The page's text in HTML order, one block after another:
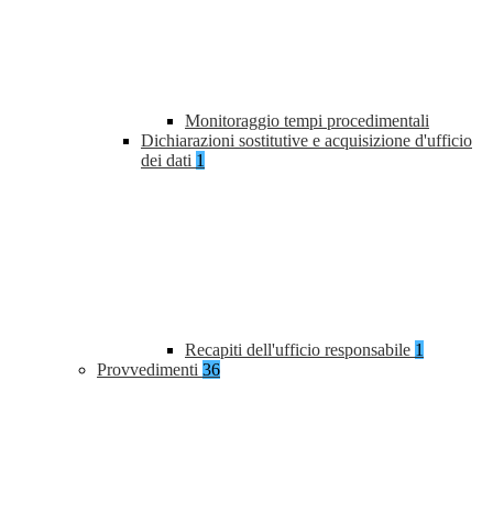
Monitoraggio tempi procedimentali
Dichiarazioni sostitutive e acquisizione d'ufficio
dei dati 1
Recapiti dell'ufficio responsabile 1
Provvedimenti 36